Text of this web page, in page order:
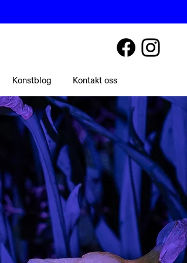
Konstblog Kontakt oss